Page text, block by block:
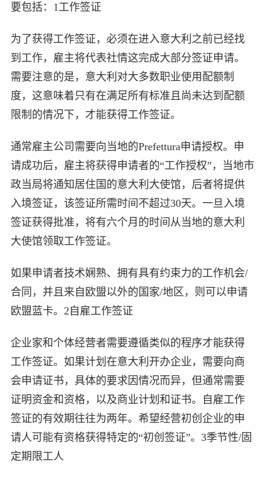
要包括：1工作签证
为了获得工作签证，必须在进入意大利之前已经找
到工作，雇主将代表社情这完成大部分签证申请。
需要注意的是，意大利对大多数职业使用配额制
度，这意味着只有在满足所有标准且尚未达到配额
限制的情况下，才能获得工作签证。
通常雇主公司需要向当地的Prefettura申请授权。申
请成功后，雇主将获得申请者的“工作授权”，当地市
政当局将通知居住国的意大利大使馆，后者将提供
入境签证，该签证所需时间不超过30天。一旦入境
签证获得批准，将有六个月的时间从当地的意大利
大使馆领取工作签证。
如果申请者技术娴熟、拥有具有约束力的工作机会/
合同，并且来自欧盟以外的国家/地区，则可以申请
欧盟蓝卡。2自雇工作签证
企业家和个体经营者需要遵循类似的程序才能获得
工作签证。如果计划在意大利开办企业，需要向商
会申请证书，具体的要求因情况而异，但通常需要
证明资金和资格，以及商业计划和证书。自雇工作
签证的有效期往往为两年。希望经营初创企业的申
请人可能有资格获得特定的“初创签证”。3季节性/固
定期限工人